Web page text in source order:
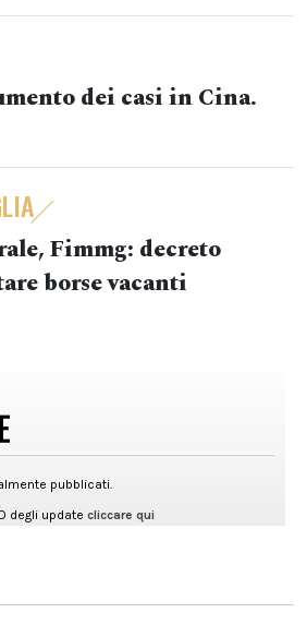
dei casi in Cina.
Fimmg: decreto
borse vacanti